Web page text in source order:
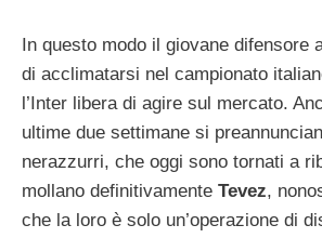
In questo modo il giovane difensore
di acclimatarsi nel campionato
l’Inter libera di agire sul mercato.
ultime due settimane si
nerazzurri, che oggi sono tornati a
mollano definitivamente Tevez,
che la loro è solo un’operazione di